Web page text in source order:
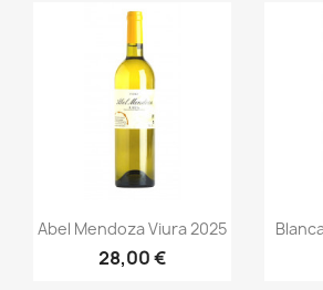
Aperçu rapide
Abel Mendoza Viura 2025
28,00 €
